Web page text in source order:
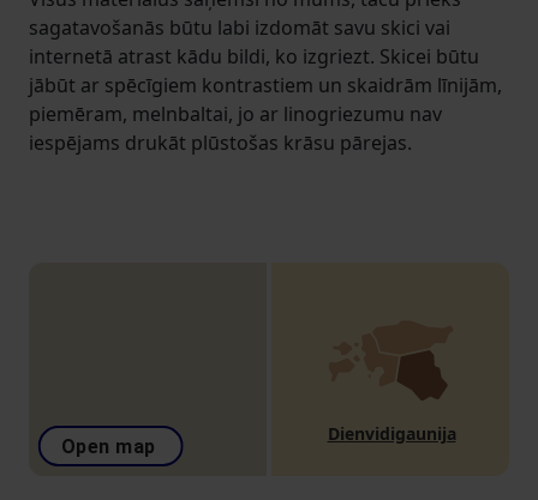
sagatavošanās būtu labi izdomāt savu skici vai
internetā atrast kādu bildi, ko izgriezt. Skicei būtu
jābūt ar spēcīgiem kontrastiem un skaidrām līnijām,
piemēram, melnbaltai, jo ar linogriezumu nav
iespējams drukāt plūstošas krāsu pārejas.
Open map
Dienvidigaunija